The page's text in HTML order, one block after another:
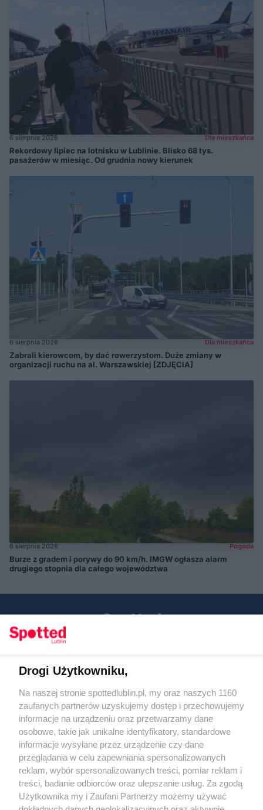
6 sierpnia 2026 Dla mieszkańca
Rekordowy lipiec na lotnisku w Lublinie. Blisko 68 tys.
pasażerów w miesiąc. Od grudnia nowy kierunek
6 sierpnia 2026 Dla mieszkańca
Zabrali kierowcom, by dać rowerzystom. Duże zmiany w
organizacji ruchu na al. Warszawskiej [ZDJĘCIA]
6 sierpnia 2026 Pogoda
Burze z gradem i porywy do 90 km/h. IMGW ogłasza alarm
drugiego stopnia dla całego województwa
KATEGORIE
OGŁOSZENIA
Regulamin
Polityka prywatności
RODO
Warunki korzystania z treści
Drogi Użytkowniku,
Na naszej stronie spottedlublin.pl, my oraz naszych 1160
zaufanych partnerów uzyskujemy dostęp i przechowujemy
informacje na urządzeniu oraz przetwarzamy dane
osobowe, takie jak unikalne identyfikatory, standardowe
informacje wysyłane przez urządzenie czy dane
przeglądania w celu zapewniania spersonalizowanych
reklam, wybór spersonalizowanych treści, pomiar reklam i
treści, badanie odbiorców oraz ulepszanie usług. Za zgodą
Użytkownika my i Zaufani Partnerzy możemy używać